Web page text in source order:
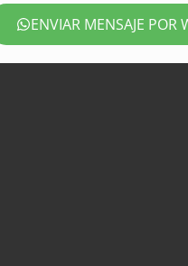
ENVIAR MENSAJE POR